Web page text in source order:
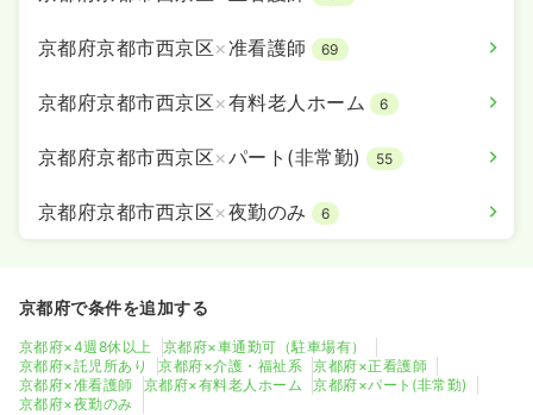
京都府京都市西京区×准看護師 69
京都府京都市西京区×有料老人ホーム 6
京都府京都市西京区×パート(非常勤) 55
京都府京都市西京区×夜勤のみ 6
京都府で条件を追加する
京都府×4週8休以上
京都府×車通勤可（駐車場有）
京都府×託児所あり
京都府×介護・福祉系
京都府×正看護師
京都府×准看護師
京都府×有料老人ホーム
京都府×パート(非常勤)
京都府×夜勤のみ